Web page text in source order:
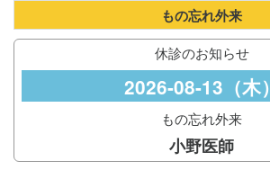
もの忘れ外来
休診のお知らせ
2026-08-13（木）
もの忘れ外来
小野医師